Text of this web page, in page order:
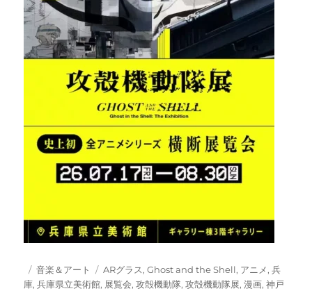
投
稿
カ
テ
音楽＆アート
タ
グ
ARグラス,Ghost and the Shell, アニメ,兵
庫,兵庫県立美術館, 展覧会,攻殻機動隊,攻殻機動隊展,漫画,神戸